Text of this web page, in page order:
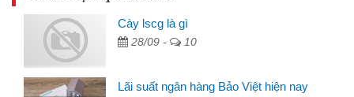
Cày lscg là gì
28/09 - 10
Lãi suất ngân hàng Bảo Việt hiện nay